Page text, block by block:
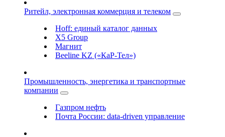
Ритейл, электронная коммерция и телеком
Hoff: единый каталог данных
X5 Group
Магнит
Beeline KZ («КаР-Тел»)
Промышленность, энергетика и транспортные
компании
Газпром нефть
Почта России: data-driven управление